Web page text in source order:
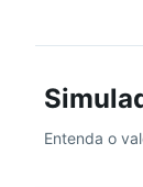
Entenda o